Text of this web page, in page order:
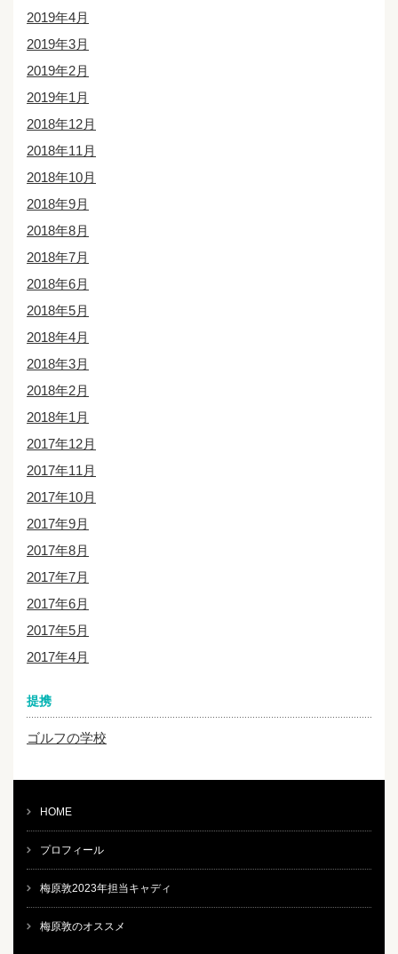
2019年4月
2019年3月
2019年2月
2019年1月
2018年12月
2018年11月
2018年10月
2018年9月
2018年8月
2018年7月
2018年6月
2018年5月
2018年4月
2018年3月
2018年2月
2018年1月
2017年12月
2017年11月
2017年10月
2017年9月
2017年8月
2017年7月
2017年6月
2017年5月
2017年4月
提携
ゴルフの学校
HOME
プロフィール
梅原敦2023年担当キャディ
梅原敦のオススメ